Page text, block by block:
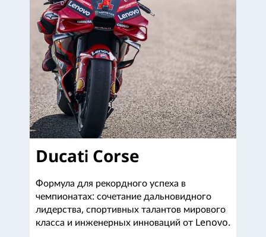
Ducati Corse
Формула для рекордного успеха в
чемпионатах: сочетание дальновидного
лидерства, спортивных талантов мирового
класса и инженерных инноваций от Lenovo.